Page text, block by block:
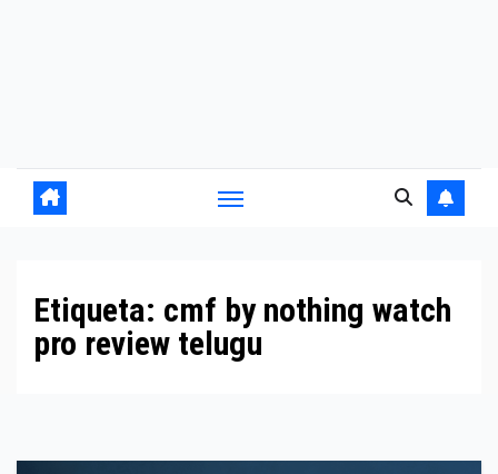
Etiqueta: cmf by nothing watch
pro review telugu